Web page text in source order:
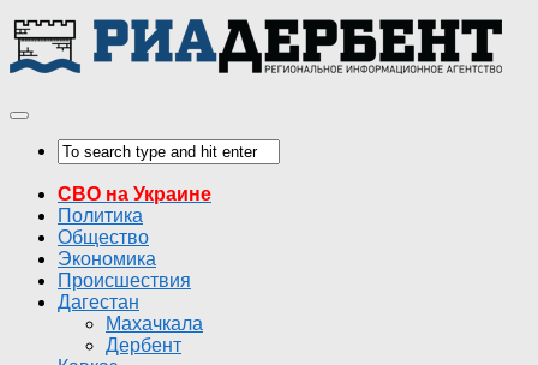
СВО на Украине
Политика
Общество
Экономика
Происшествия
Дагестан
Махачкала
Дербент